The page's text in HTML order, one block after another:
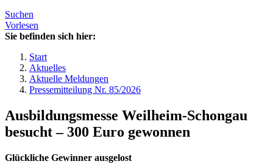
Suchen
Vorlesen
Sie befinden sich hier:
Start
Aktuelles
Aktuelle Meldungen
Pressemitteilung Nr. 85/2026
Ausbildungsmesse Weilheim-Schongau
besucht – 300 Euro gewonnen
Glückliche Gewinner ausgelost